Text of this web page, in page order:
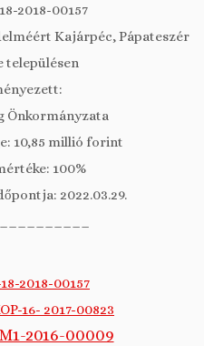
2018-00157
Kajárpéc, Pápateszér
településen
Önkormányzata
10,85 millió forint
100%
2022.03.29.
2018-00157
16- 2017-00823
2016-00009